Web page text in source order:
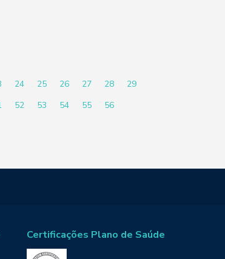
24 25 26 27 28
29
52 53 54 55 56
Certificações Plano de Saúde